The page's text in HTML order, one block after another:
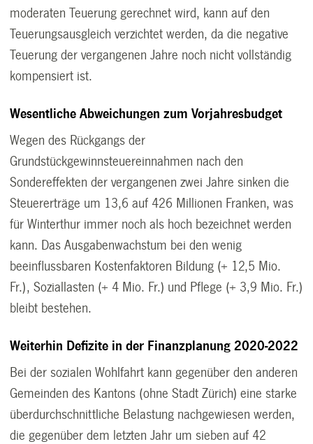
moderaten Teuerung gerechnet wird, kann auf den
Teuerungsausgleich verzichtet werden, da die negative
Teuerung der vergangenen Jahre noch nicht vollständig
kompensiert ist.
Wesentliche Abweichungen zum Vorjahresbudget
Wegen des Rückgangs der
Grundstückgewinnsteuereinnahmen nach den
Sondereffekten der vergangenen zwei Jahre sinken die
Steuererträge um 13,6 auf 426 Millionen Franken, was
für Winterthur immer noch als hoch bezeichnet werden
kann. Das Ausgabenwachstum bei den wenig
beeinflussbaren Kostenfaktoren Bildung (+ 12,5 Mio.
Fr.), Soziallasten (+ 4 Mio. Fr.) und Pflege (+ 3,9 Mio. Fr.)
bleibt bestehen.
Weiterhin Defizite in der Finanzplanung 2020-2022
Bei der sozialen Wohlfahrt kann gegenüber den anderen
Gemeinden des Kantons (ohne Stadt Zürich) eine starke
überdurchschnittliche Belastung nachgewiesen werden,
die gegenüber dem letzten Jahr um sieben auf 42